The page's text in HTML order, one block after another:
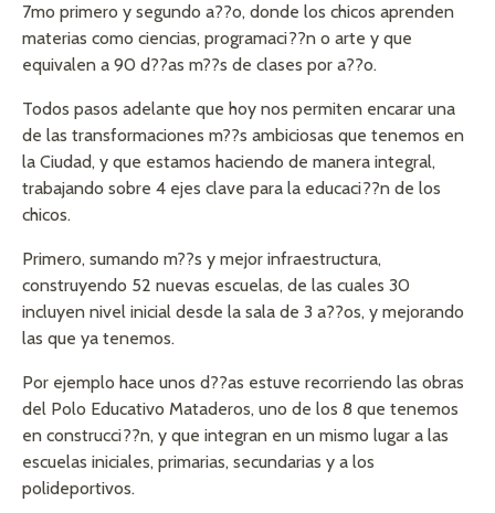
7mo primero y segundo a??o, donde los chicos aprenden
materias como ciencias, programaci??n o arte y que
equivalen a 90 d??as m??s de clases por a??o.
Todos pasos adelante que hoy nos permiten encarar una
de las transformaciones m??s ambiciosas que tenemos en
la Ciudad, y que estamos haciendo de manera integral,
trabajando sobre 4 ejes clave para la educaci??n de los
chicos.
Primero, sumando m??s y mejor infraestructura,
construyendo 52 nuevas escuelas, de las cuales 30
incluyen nivel inicial desde la sala de 3 a??os, y mejorando
las que ya tenemos.
Por ejemplo hace unos d??as estuve recorriendo las obras
del Polo Educativo Mataderos, uno de los 8 que tenemos
en construcci??n, y que integran en un mismo lugar a las
escuelas iniciales, primarias, secundarias y a los
polideportivos.